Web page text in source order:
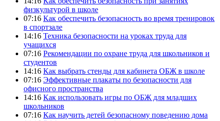
физкультурой в школе
07:16 Как обеспечить безопасность во время тренировок
в спортзале
14:16 Техника безопасности на уроках труда для
учащихся
07:16 Рекомендации по охране труда для школьников и
студентов
14:16 Как выбрать стенды для кабинета ОБЖ в школе
07:16 Эффективные плакаты по безопасности для
офисного пространства
14:16 Как использовать игры по ОБЖ для младших
школьников
07:16 Как научить детей безопасному поведению дома